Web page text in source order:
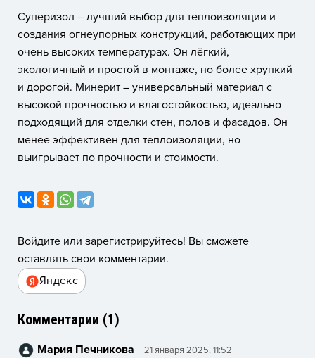
Суперизол – лучший выбор для теплоизоляции и
создания огнеупорных конструкций, работающих при
очень высоких температурах. Он лёгкий,
экологичный и простой в монтаже, но более хрупкий
и дорогой. Минерит – универсальный материал с
высокой прочностью и влагостойкостью, идеально
подходящий для отделки стен, полов и фасадов. Он
менее эффективен для теплоизоляции, но
выигрывает по прочности и стоимости.
Войдите или зарегистрируйтесь! Вы сможете
оставлять свои комментарии.
Яндекс
Комментарии (1)
Мария Печникова 21 января 2025, 11:52